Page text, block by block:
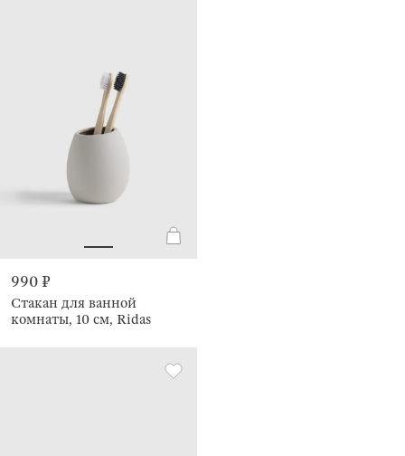
990 ₽
Стакан для ванной
комнаты, 10 см, Ridas